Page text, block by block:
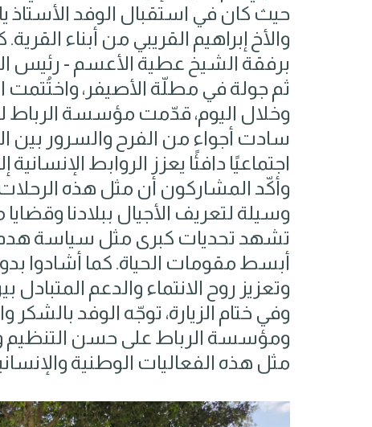
حيث كان في استقبال الوفد الأستاذ
والأخ إبراهيم القريبي من أبناء
برفقة الشيخ عطية الأعسم - رئيس
ثم جولة في مطلّة الأصيفر، واختُتمت
وخلال اليوم، قدّمت مؤسسة الرباط
سادت أجواء من الفرح والسرور بين
اجتماعيًا دافئًا يعزز الروابط
وأكّد المشاركون أن مثل هذه
وسيلة لتعريف الأجيال ببلادنا
تشهد تحديات كبرى مثل سياسة هدم
أبسط مقومات الحياة. كما أشادوا
وتعزيز روح الانتماء والدعم المتبادل
وفي ختام الزيارة، توجّه الوفد بالشكر
ومؤسسة الرباط على حسن التنظيم
مثل هذه الفعاليات الوطنية